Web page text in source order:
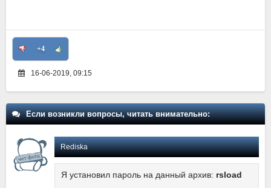
+4
16-06-2019, 09:15
Если возникли вопросы, читать внимательно:
Rediska
Я установил пароль на данный архив: rsload